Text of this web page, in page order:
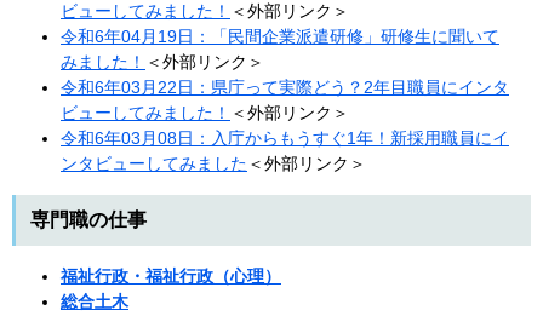
ビューしてみました！​ ＜外部リンク＞
令和6年04月19日：「民間企業派遣研修」研修生に聞いて
みました！ ＜外部リンク＞
令和6年03月22日：県庁って実際どう？2年目職員にインタ
ビューしてみました！​ ＜外部リンク＞
令和6年03月08日：入庁からもうすぐ1年！新採用職員にイ
ンタビューしてみました ＜外部リンク＞
専門職の仕事
福祉行政・福祉行政（心理）
総合土木